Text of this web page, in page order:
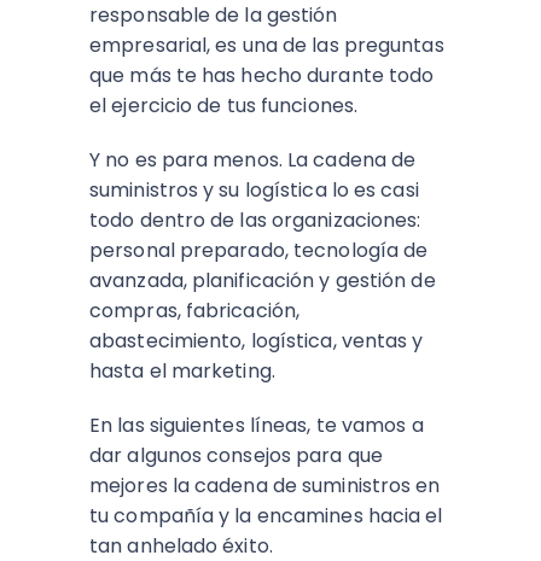
responsable de la gestión
empresarial, es una de las preguntas
que más te has hecho durante todo
el ejercicio de tus funciones.
Y no es para menos. La cadena de
suministros y su logística lo es casi
todo dentro de las organizaciones:
personal preparado, tecnología de
avanzada, planificación y gestión de
compras, fabricación,
abastecimiento, logística, ventas y
hasta el marketing.
En las siguientes líneas, te vamos a
dar algunos consejos para que
mejores la cadena de suministros en
tu compañía y la encamines hacia el
tan anhelado éxito.